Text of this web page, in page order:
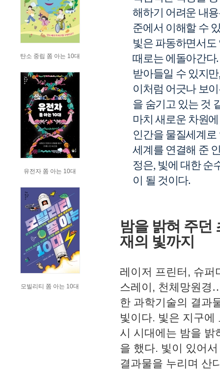
탄소 중립 쫌 아는 10대
유전자 쫌 아는 10대
모빌리티 쫌 아는 10대
해하기 어려운 내
준에서 이해할 수
빛은 파동하면서
때로는 에돌아간다
받아들일 수 있지만
이처럼 어긋나 보
을 숨기고 있는 것
마치 새로운 차원
인간을 물질세계
세계를 연결해 준
정은, 빛에 대한 순
이 될 것이다.
밤을 밝혀 주던
재의 빛까지
레이저 프린터 , 슈퍼
스레이 , 천체망원경
한 과학기술의 결과
빛이다. 빛은 지구에
시 시대에는 밤을 밝
을 했다. 빛이 있어
결과물을 누리며 산